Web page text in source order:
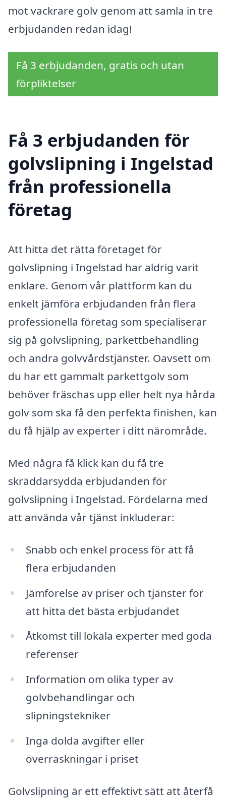
mot vackrare golv genom att samla in tre
erbjudanden redan idag!
Få 3 erbjudanden, gratis och utan
förpliktelser
Få 3 erbjudanden för
golvslipning i Ingelstad
från professionella
företag
Att hitta det rätta företaget för
golvslipning i Ingelstad har aldrig varit
enklare. Genom vår plattform kan du
enkelt jämföra erbjudanden från flera
professionella företag som specialiserar
sig på golvslipning, parkettbehandling
och andra golvvårdstjänster. Oavsett om
du har ett gammalt parkettgolv som
behöver fräschas upp eller helt nya hårda
golv som ska få den perfekta finishen, kan
du få hjälp av experter i ditt närområde.
Med några få klick kan du få tre
skräddarsydda erbjudanden för
golvslipning i Ingelstad. Fördelarna med
att använda vår tjänst inkluderar:
Snabb och enkel process för att få
flera erbjudanden
Jämförelse av priser och tjänster för
att hitta det bästa erbjudandet
Åtkomst till lokala experter med goda
referenser
Information om olika typer av
golvbehandlingar och
slipningstekniker
Inga dolda avgifter eller
överraskningar i priset
Golvslipning är ett effektivt sätt att återfå